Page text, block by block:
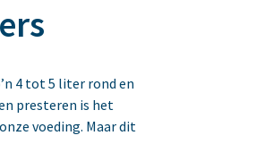
4 tot 5 liter rond en
presteren is het
voeding. Maar dit